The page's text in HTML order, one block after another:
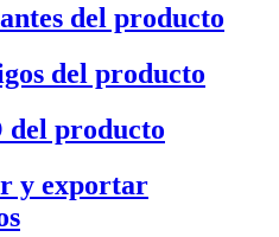
del producto
del producto
del producto
y exportar